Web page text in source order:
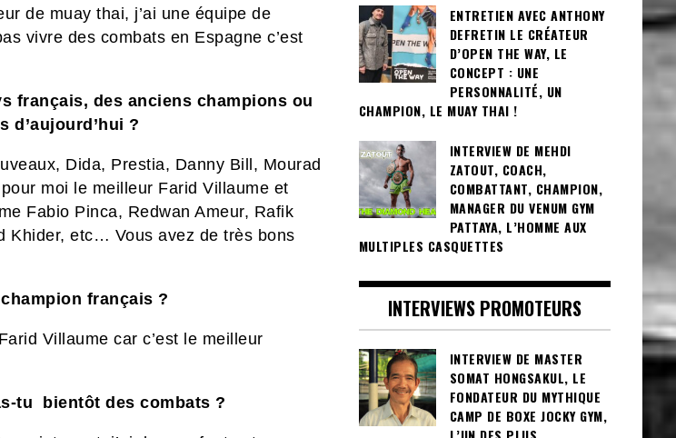
de muay thai, j’ai une équipe de
vivre des combats en Espagne c’est
français, des anciens champions ou
d’aujourd’hui ?
Dida, Prestia, Danny Bill, Mourad
moi le meilleur Farid Villaume et
Fabio Pinca, Redwan Ameur, Rafik
Khider, etc… Vous avez de très bons
français ?
Villaume car c’est le meilleur
tu bientôt des combats ?
ENTRETIEN AVEC ANTHONY
DEFRETIN LE CRÉATEUR
D’OPEN THE WAY, LE
CONCEPT : UNE
PERSONNALITÉ, UN
CHAMPION, LE MUAY THAI !
INTERVIEW DE MEHDI
ZATOUT, COACH,
COMBATTANT, CHAMPION,
MANAGER DU VENUM GYM
PATTAYA, L’HOMME AUX
MULTIPLES CASQUETTES
INTERVIEWS PROMOTEURS
INTERVIEW DE MASTER
SOMAT HONGSAKUL, LE
FONDATEUR DU MYTHIQUE
CAMP DE BOXE JOCKY GYM,